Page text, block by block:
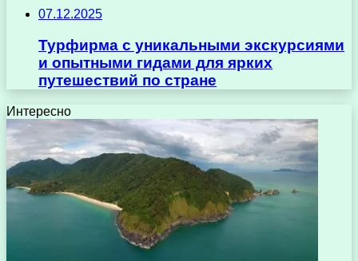
07.12.2025
Турфирма с уникальными экскурсиями
и опытными гидами для ярких
путешествий по стране
Интересно